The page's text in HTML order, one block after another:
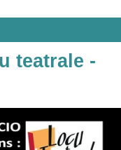
teatrale -